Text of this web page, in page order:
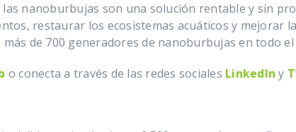
nanoburbujas son una solución rentable y sin
restaurar los ecosistemas acuáticos y mejorar
de 700 generadores de nanoburbujas en todo el
o conecta a través de las redes sociales LinkedIn y